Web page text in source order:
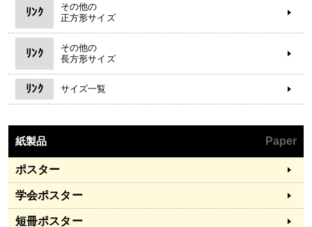
ﾘﾝｸ
その他の
正方形サイズ
ﾘﾝｸ
その他の
長方形サイズ
ﾘﾝｸ サイズ一覧
紙製品 Paper
ポスター
学会ポスター
短冊ポスター